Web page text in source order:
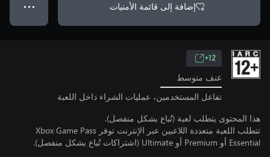
إضافة إلى قائمة الأمنيات ● ● ●
12+
عنف متوسط
تفاعل المستخدمين، عمليات الشراء داخل اللعبة
هذا المحتوى يتطلب لعبة (تُباع بشكل منفصل).
تتطلب اللعبة متعددة اللاعبين عبر الإنترنت توفر Xbox Game Pass
Essential أو Premium أو Ultimate (اشتراكات تُباع بشكل منفصل).